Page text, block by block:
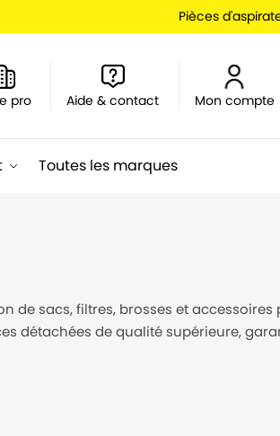
Pièces
pro Aide & contact Mon compte
Toutes les marques
de sacs, filtres, brosses et
détachées de qualité supérieure,